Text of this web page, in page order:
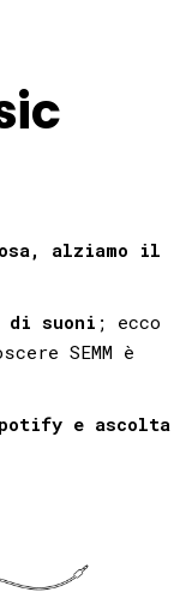
alziamo il
di suoni ; ecco
SEMM è
e ascolta